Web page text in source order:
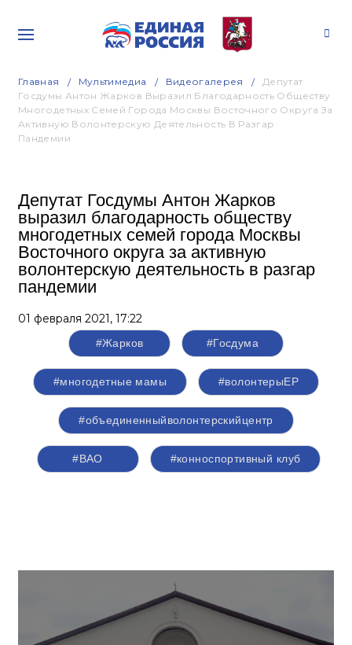
Главная Мультимедиа Видеогалерея
Депутат
Госдумы Антон Жарков Выразил Благодарность Обществу
Многодетных Семей Города Москвы Восточного Округа За
Активную Волонтерскую Деятельность В Разгар
Пандемии
Депутат Госдумы Антон Жарков
выразил благодарность обществу
многодетных семей города Москвы
Восточного округа за активную
волонтерскую деятельность в разгар
пандемии
01 февраля 2021, 17:22
#Жарков #Госдума
#многодетные мамы #волонтерыЕР
#объединенныйволонтерскийцентр
#ВАО #конноспортивный клуб